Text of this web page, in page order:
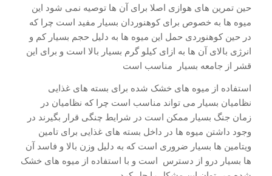
حین تمرین های هوازی اصلا برای آن ها توصیه نمی شود این
میوه ها به خصوص برای کوهنوردان بسیار مفید است چرا که
در حین کوهنوردی حمل این میوه ها به دلیل حجم بسیار کم و
انرژی بالای آن ها به ازای کیلو گرم بسیار بالا است و برای این
قشر از جامعه بسیار مناسب است
استفاده از میوه های خشک شده برای بسته های غذایی
نظامیان بسیار می تواند مناسب است چرا که نظامیان در
زمان جنگ بسیار ممکن است در شرایط چنگی قرار بگیرند در
وجود داشتن میوه ها در داخل بسته های غذایی برای تامین
ویتامین ها بسیار ضروری است که به دلیل وزن بالا و فاسد آن
ها بسیار درو از دسترس است و با استفاده از میوه های خشک